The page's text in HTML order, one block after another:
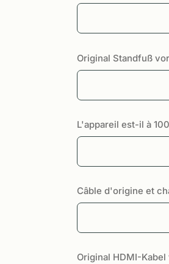
Original Standfuß
L'appareil est-il à
Câble d'origine et
Original HDMI-Kabel